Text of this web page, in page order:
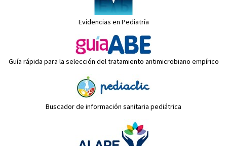
Evidencias en Pediatría
Guía rápida para la selección del tratamiento antimicrobiano empírico
Buscador de información sanitaria pediátrica